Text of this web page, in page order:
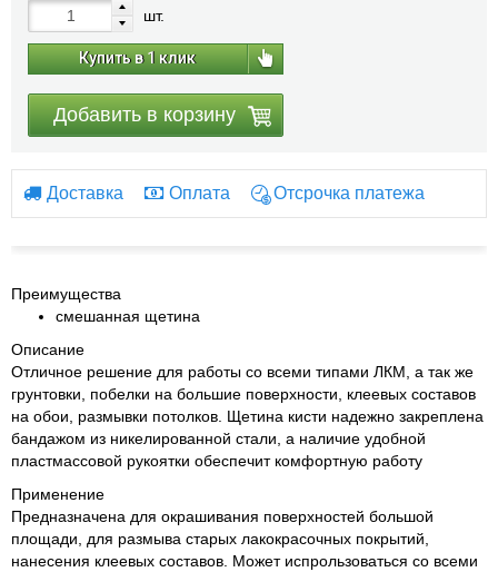
шт.
Купить в 1 клик
Добавить в корзину
Доставка Оплата Отсрочка платежа
Преимущества
смешанная щетина
Описание
Отличное решение для работы со всеми типами ЛКМ, а так же
грунтовки, побелки на большие поверхности, клеевых составов
на обои, размывки потолков. Щетина кисти надежно закреплена
бандажом из никелированной стали, а наличие удобной
пластмассовой рукоятки обеспечит комфортную работу
Применение
Предназначена для окрашивания поверхностей большой
площади, для размыва старых лакокрасочных покрытий,
нанесения клеевых составов. Может испрользоваться со всеми